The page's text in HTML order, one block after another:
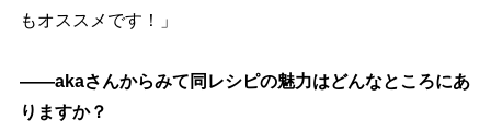
もオススメです！」
――akaさんからみて同レシピの魅力はどんなところにあ
りますか？